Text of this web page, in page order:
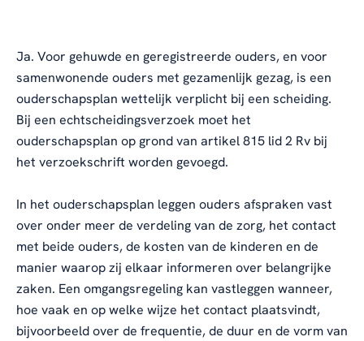
Ja. Voor gehuwde en geregistreerde ouders, en voor
samenwonende ouders met gezamenlijk gezag, is een
ouderschapsplan wettelijk verplicht bij een scheiding.
Bij een echtscheidingsverzoek moet het
ouderschapsplan op grond van artikel 815 lid 2 Rv bij
het verzoekschrift worden gevoegd.
In het ouderschapsplan leggen ouders afspraken vast
over onder meer de verdeling van de zorg, het contact
met beide ouders, de kosten van de kinderen en de
manier waarop zij elkaar informeren over belangrijke
zaken. Een omgangsregeling kan vastleggen wanneer,
hoe vaak en op welke wijze het contact plaatsvindt,
bijvoorbeeld over de frequentie, de duur en de vorm van